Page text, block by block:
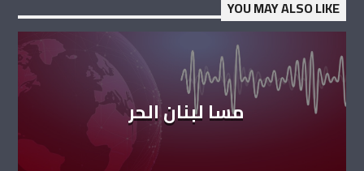
YOU MAY ALSO LIKE
مسا لبنان الحر